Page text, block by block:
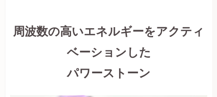
周波数の高いエネルギーをアクティ
ベーションした
パワーストーン